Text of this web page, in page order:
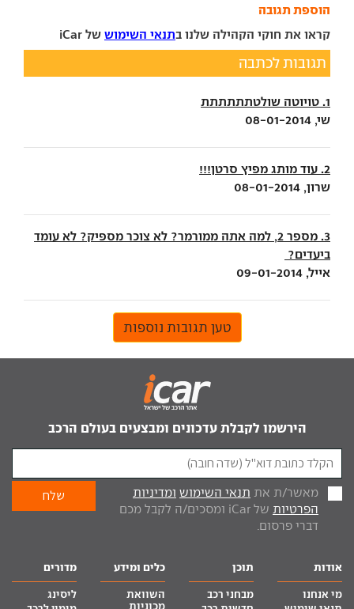
הוספת תגובה
קראו את חוקי הקהילה שלנו בתנאי השימוש של iCar
תגובות לכתבה
1. טויוטה שולטתתתתתת
שי, 08-01-2014
2. עוד מותג מפיץ סרטן!!!
שרון, 08-01-2014
3. מספר 2, למה אתה ממורמר? לא צוכר מספיק? לא עומד
ביעדים?
אייל, 09-01-2014
טען תגובות נוספות
הירשמו לקבלת עדכונים ומבצעים בעולם הרכב
מאשר/ת את תנאי השימוש ומדיניות
הפרטיות
של iCar ומסכים/ה לקבל מכם
דברי פרסום.
אודות
מי אנחנו
תוכן
מבחני רכב
כלים ומידע
השוואת
מכוניות
מדורים
ליסינג